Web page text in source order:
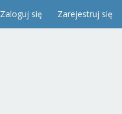
Zaloguj się Zarejestruj się